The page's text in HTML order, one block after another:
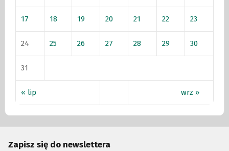
« lip wrz »
17 18 19 20 21 22 23
24 25 26 27 28 29 30
31
Zapisz się do newslettera